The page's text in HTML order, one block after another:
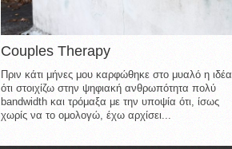
Couples Therapy
Πριν κάτι μήνες μου καρφώθηκε στο μυαλό η ιδέα
ότι στοιχίζω στην ψηφιακή ανθρωπότητα πολύ
bandwidth και τρόμαξα με την υποψία ότι, ίσως
χωρίς να το ομολογώ, έχω αρχίσει...